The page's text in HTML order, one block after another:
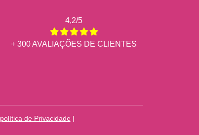
4,2/5
+ 300 AVALIAÇÕES DE CLIENTES
política de Privacidade|